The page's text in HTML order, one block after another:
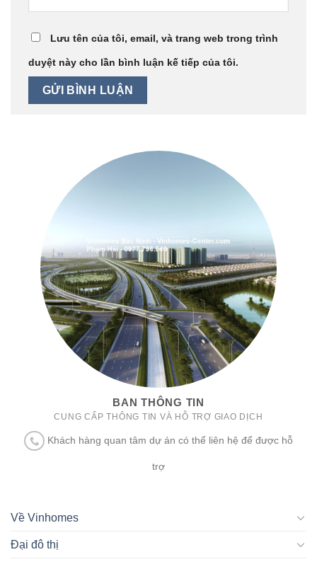
Lưu tên của tôi, email, và trang web trong trình
duyệt này cho lần bình luận kế tiếp của tôi.
BAN THÔNG TIN
CUNG CẤP THÔNG TIN VÀ HỖ TRỢ GIAO DỊCH
Khách hàng quan tâm dự án có thể liên hệ để được hỗ
trợ
Về Vinhomes
Đại đô thị